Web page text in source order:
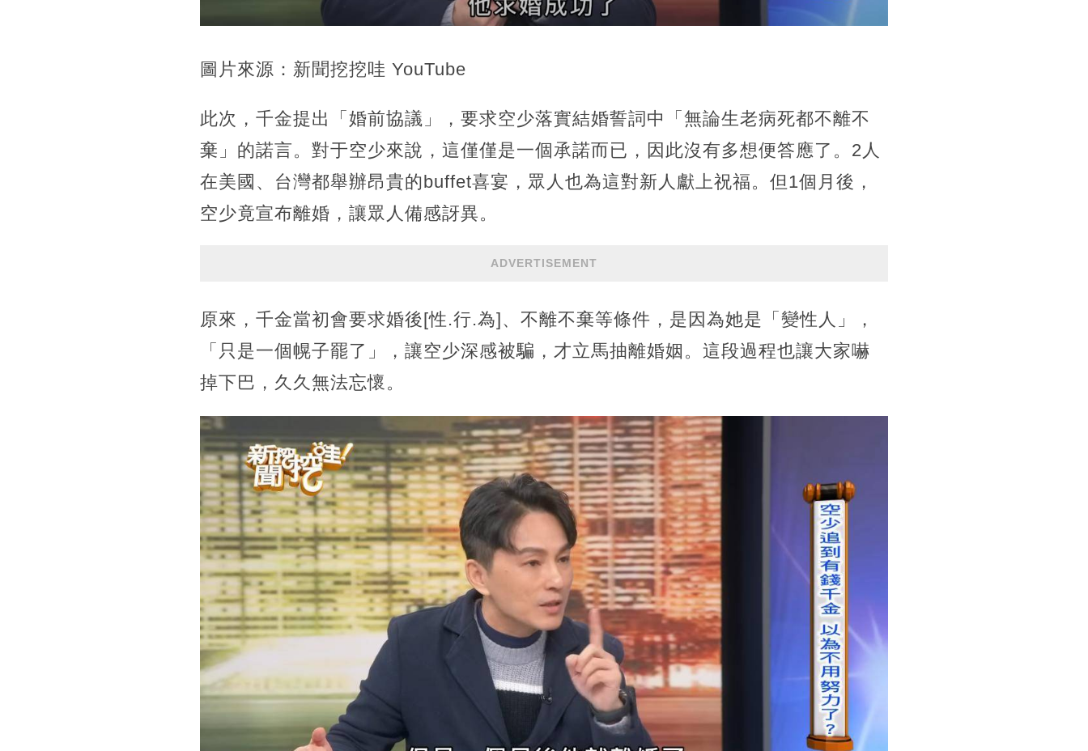
圖片來源：新聞挖挖哇 YouTube
此次，千金提出「婚前協議」，要求空少落實結婚誓詞中「無論生老病死都不離不
棄」的諾言。對于空少來說，這僅僅是一個承諾而已，因此沒有多想便答應了。2人
在美國、台灣都舉辦昂貴的buffet喜宴，眾人也為這對新人獻上祝福。但1個月後，
空少竟宣布離婚，讓眾人備感訝異。
ADVERTISEMENT
原來，千金當初會要求婚後[性.行.為]、不離不棄等條件，是因為她是「變性人」，
「只是一個幌子罷了」，讓空少深感被騙，才立馬抽離婚姻。這段過程也讓大家嚇
掉下巴，久久無法忘懷。